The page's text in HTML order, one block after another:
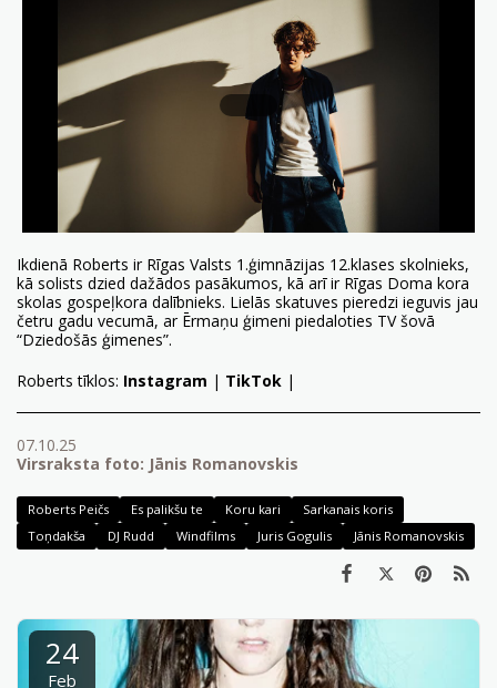
Ikdienā Roberts ir Rīgas Valsts 1.ģimnāzijas 12.klases skolnieks,
kā solists dzied dažādos pasākumos, kā arī ir Rīgas Doma kora
skolas gospeļkora dalībnieks. Lielās skatuves pieredzi ieguvis jau
četru gadu vecumā, ar Ērmaņu ģimeni piedaloties TV šovā
“Dziedošās ģimenes”.
Roberts tīklos: Instagram | TikTok |
07.10.25
Virsraksta foto: Jānis Romanovskis
Roberts Peičs Es palikšu te Koru kari
Sarkanais koris
Toņdakša
DJ Rudd Windfilms Juris Gogulis Jānis Romanovskis
24
Feb